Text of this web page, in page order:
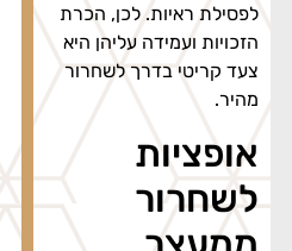
לפסילת ראיות. לכן, הכרת
הזכויות ועמידה עליהן היא
צעד קריטי בדרך לשחרור
אופציות
לשחרור